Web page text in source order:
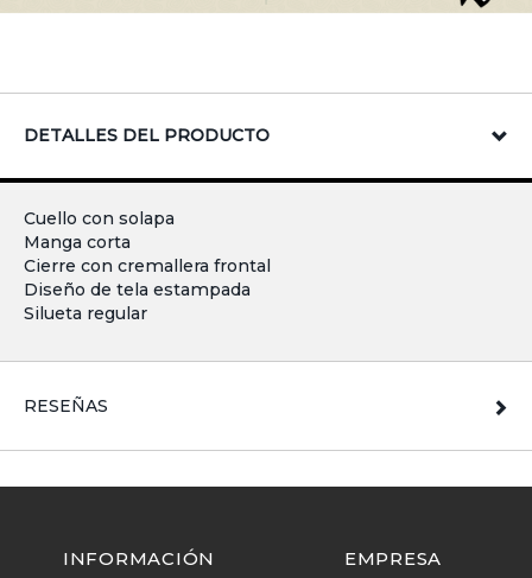
DETALLES DEL PRODUCTO
Cuello con solapa
Manga corta
Cierre con cremallera frontal
Diseño de tela estampada
Silueta regular
RESEÑAS
INFORMACIÓN EMPRESA